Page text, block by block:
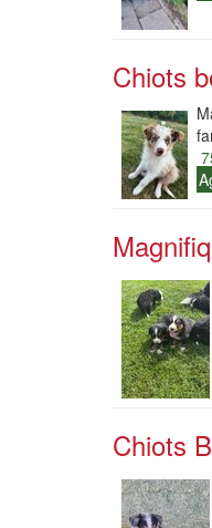
Chiots
Chiots